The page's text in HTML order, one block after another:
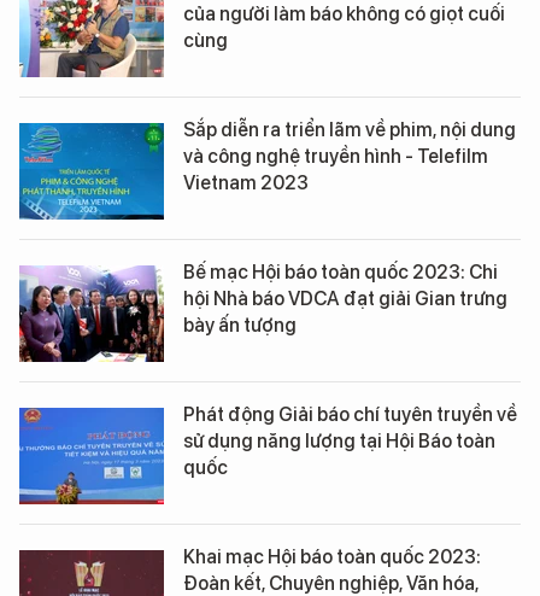
của người làm báo không có giọt cuối
cùng
Sắp diễn ra triển lãm về phim, nội dung
và công nghệ truyền hình - Telefilm
Vietnam 2023
Bế mạc Hội báo toàn quốc 2023: Chi
hội Nhà báo VDCA đạt giải Gian trưng
bày ấn tượng
Phát động Giải báo chí tuyên truyền về
sử dụng năng lượng tại Hội Báo toàn
quốc
Khai mạc Hội báo toàn quốc 2023:
Đoàn kết, Chuyên nghiệp, Văn hóa,